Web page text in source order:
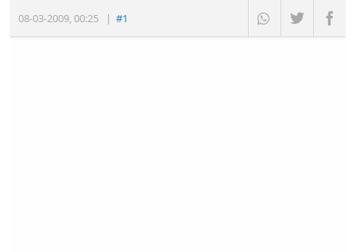
08-03-2009,00:25 |#1